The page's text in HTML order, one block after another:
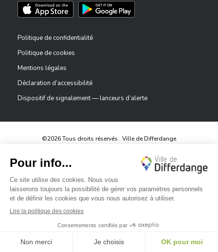
Téléchargez l'app sur l'App StoreTéléchargez l'app sur Play Store
Politique de confidentialité
Politique de cookies
Mentions légales
Déclaration d’accessibilité
Dispositif de signalement — lanceurs d’alerte
©2026 Tous droits réservés . Ville de Differdange
✕
Bonjour, comment puis-je vous aider ?